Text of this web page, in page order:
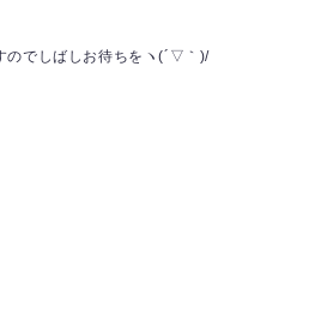
のでしばしお待ちをヽ(´▽｀)/